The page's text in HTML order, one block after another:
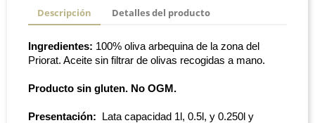
Descripción Detalles del producto
Ingredientes: 100% oliva arbequina de la zona del
Priorat. Aceite sin filtrar de olivas recogidas a mano.
Producto sin gluten. No OGM.
Presentación: Lata capacidad 1l, 0.5l, y 0.250l y